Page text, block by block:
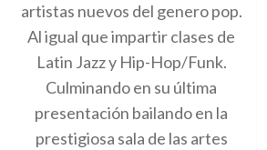
artistas nuevos del genero pop.
Al igual que impartir clases de
Latin Jazz y Hip-Hop/Funk.
Culminando en su última
presentación bailando en la
prestigiosa sala de las artes